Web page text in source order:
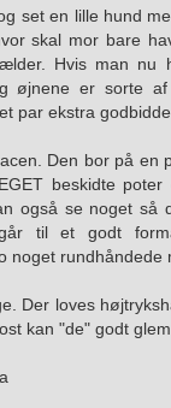
set en lille hund
skal mor bare
Hvis man nu
øjnene er sorte af
par ekstra
Den bor på en
beskidte
også se noget så
til et godt
noget rundhåndede
Der loves
kan "de" godt